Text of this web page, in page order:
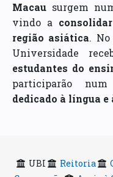
Macau surgem
vindo a
região asiática.
Universidade
estudantes do
participarão num
dedicado à língua
UBI Reitoria